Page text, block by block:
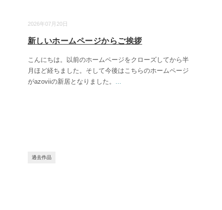
2026年07月20日
新しいホームページからご挨拶
こんにちは。以前のホームページをクローズしてから半
月ほど経ちました。そして今後はこちらのホームページ
がazoviiの新居となりました。 ...
過去作品